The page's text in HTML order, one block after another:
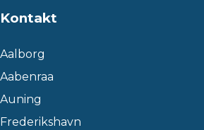
Kontakt
Aalborg
Aabenraa
Auning
Frederikshavn